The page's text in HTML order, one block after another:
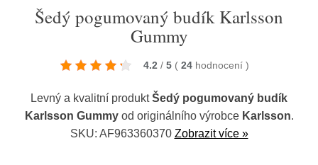
Šedý pogumovaný budík Karlsson
Gummy
4.2 / 5 ( 24 hodnocení )
Levný a kvalitní produktŠedý pogumovaný budík
Karlsson Gummyod originálního výrobce Karlsson.
SKU: AF963360370 Zobrazit více »